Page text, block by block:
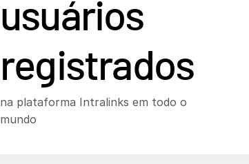
usuários
registrados
na plataforma Intralinks em todo o
mundo